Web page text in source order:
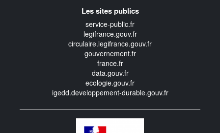
Les sites publics
service-public.fr
legifrance.gouv.fr
circulaire.legifrance.gouv.fr
gouvernement.fr
france.fr
data.gouv.fr
ecologie.gouv.fr
igedd.developpement-durable.gouv.fr